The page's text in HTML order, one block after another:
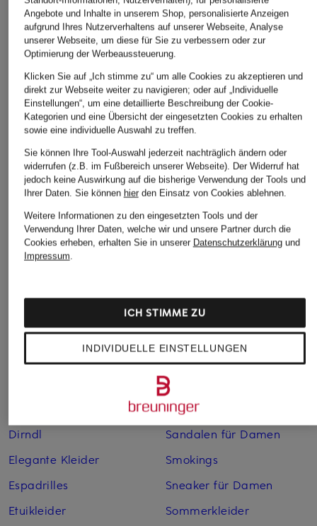
Sonnenbrille VO4277
CHF 90
Ursprünglich:CHF 173
Sonnenbrille
VO4002S
CHF 70
Sonnenbrille
CHF 198
Weitere Kategorien
Abendkleider
Anzüge für Herren
Boleros für Damen
Cowboy Boots für Damen
Dirndl
Elegante Kleider
Espadrilles
Etuikleider
Kleider
Leinenhosen für Herren
Leinenkleider
Maxikleider
Regenmäntel für Damen
Sakkos
Sandalen für Damen
Smokings
Sneaker für Damen
Sommerkleider
Angebote und Inhalte in unserem Shop, personalisierte Anzeigen
aufgrund Ihres Nutzerverhaltens auf unserer Webseite, Analyse
unserer Webseite, um diese für Sie zu verbessern oder zur
Optimierung der Werbeaussteuerung.
Klicken Sie auf „Ich stimme zu“ um alle Cookies zu akzeptieren und
direkt zur Webseite weiter zu navigieren; oder auf „Individuelle
Einstellungen“, um eine detaillierte Beschreibung der Cookie-
Kategorien und eine Übersicht der eingesetzten Cookies zu erhalten
sowie eine individuelle Auswahl zu treffen.
Sie können Ihre Tool-Auswahl jederzeit nachträglich ändern oder
widerrufen (z.B. im Fußbereich unserer Webseite). Der Widerruf hat
jedoch keine Auswirkung auf die bisherige Verwendung der Tools und
Ihrer Daten. Sie können hierden Einsatz von Cookies ablehnen.
Weitere Informationen zu den eingesetzten Tools und der
Verwendung Ihrer Daten, welche wir und unsere Partner durch die
Cookies erheben, erhalten Sie in unserer Datenschutzerklärungund
Impressum.
INDIVIDUELLE EINSTELLUNGEN
ICH STIMME ZU